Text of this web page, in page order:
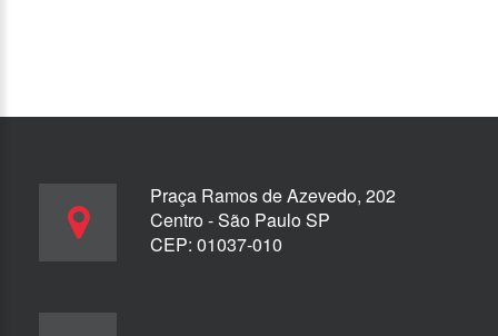
Praça Ramos de Azevedo, 202
Centro - São Paulo SP
CEP: 01037-010